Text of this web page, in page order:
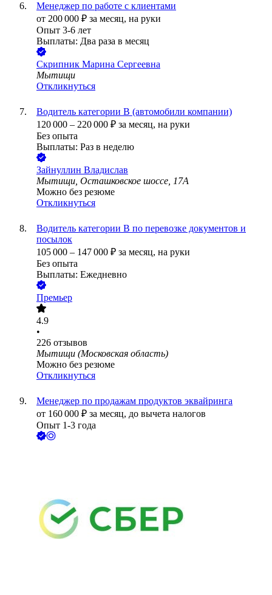
Менеджер по работе с клиентами
от 200 000 ₽ за месяц, на руки
Опыт 3-6 лет
Выплаты: Два раза в месяц
Скрипник Марина Сергеевна
Мытищи
Откликнуться
Водитель категории B (автомобили компании)
120 000 – 220 000 ₽ за месяц, на руки
Без опыта
Выплаты: Раз в неделю
Зайнуллин Владислав
Мытищи, Осташковское шоссе, 17А
Можно без резюме
Откликнуться
Водитель категории B по перевозке документов и
посылок
105 000 – 147 000 ₽ за месяц, на руки
Без опыта
Выплаты: Ежедневно
Премьер
4.9
•
226 отзывов
Мытищи (Московская область)
Можно без резюме
Откликнуться
Менеджер по продажам продуктов эквайринга
от 160 000 ₽ за месяц, до вычета налогов
Опыт 1-3 года